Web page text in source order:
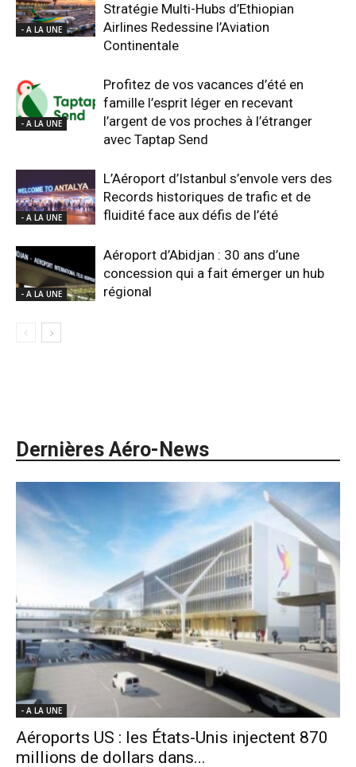
- A LA UNE
Stratégie Multi-Hubs d’Ethiopian
Airlines Redessine l’Aviation
Continentale
- A LA UNE
Profitez de vos vacances d’été en
famille l’esprit léger en recevant
l’argent de vos proches à l’étranger
avec Taptap Send
- A LA UNE
L’Aéroport d’Istanbul s’envole vers des
Records historiques de trafic et de
fluidité face aux défis de l’été
- A LA UNE
Aéroport d’Abidjan : 30 ans d’une
concession qui a fait émerger un hub
régional
Dernières Aéro-News
- A LA UNE
Aéroports US : les États-Unis injectent 870
millions de dollars dans...